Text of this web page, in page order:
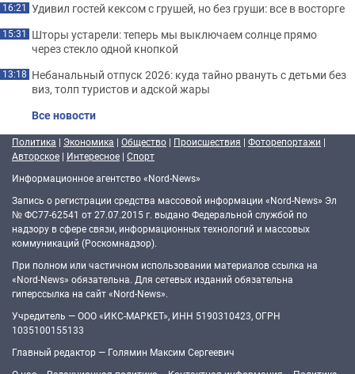
16:21 Удивил гостей кексом с грушей, но без груши: все в восторге
15:31 Шторы устарели: теперь мы выключаем солнце прямо
через стекло одной кнопкой
13:18 Небанальный отпуск 2026: куда тайно рвануть с детьми без
виз, толп туристов и адской жары
Все новости
Политика | Экономика | Общество | Происшествия | Фоторепортажи |
Авторское | Интересное | Спорт
Информационное агентство «Nord-News»
Запись о регистрации средства массовой информации «Nord-News» Эл
№ ФС77-62541 от 27.07.2015 г. выдано Федеральной службой по
надзору в сфере связи, информационных технологий и массовых
коммуникаций (Роскомнадзор).
При полном или частичном использовании материалов ссылка на
«Nord-News» обязательна. Для сетевых изданий обязательна
гиперссылка на сайт «Nord-News».
Учредитель — ООО «ИКС-МАРКЕТ», ИНН 5190310423, ОГРН
1035100155133
Главный редактор — Голямин Максим Сергеевич